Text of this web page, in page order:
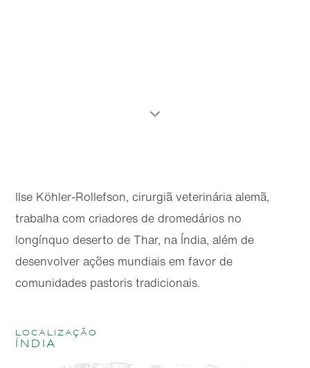
Ilse Köhler-Rollefson, cirurgiã veterinária alemã,
trabalha com criadores de dromedários no
longínquo deserto de Thar, na Índia, além de
desenvolver ações mundiais em favor de
comunidades pastoris tradicionais.
localização
Índia